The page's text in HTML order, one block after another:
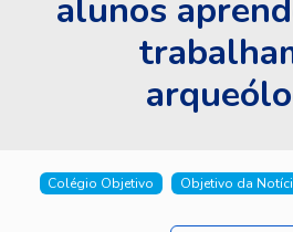
alunos
Colégio Objetivo Objetivo da